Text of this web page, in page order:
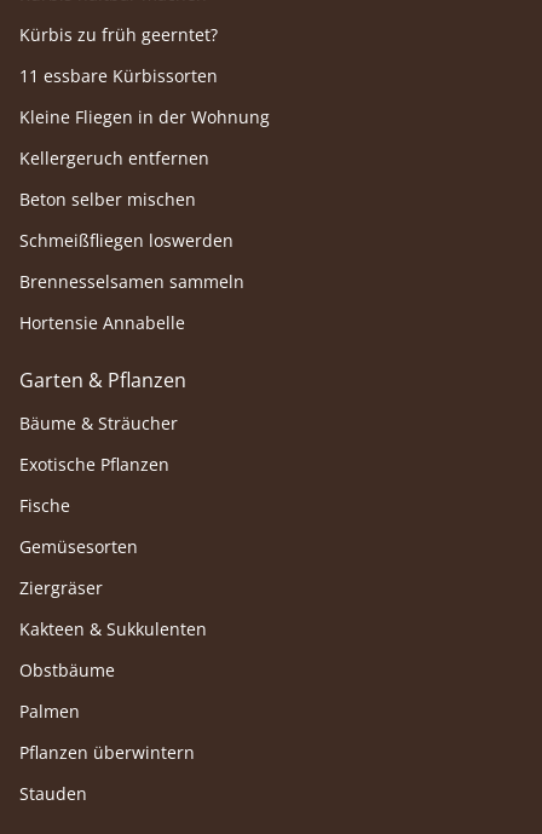
Kürbis zu früh geerntet?
11 essbare Kürbissorten
Kleine Fliegen in der Wohnung
Kellergeruch entfernen
Beton selber mischen
Schmeißfliegen loswerden
Brennesselsamen sammeln
Hortensie Annabelle
Garten & Pflanzen
Bäume & Sträucher
Exotische Pflanzen
Fische
Gemüsesorten
Ziergräser
Kakteen & Sukkulenten
Obstbäume
Palmen
Pflanzen überwintern
Stauden